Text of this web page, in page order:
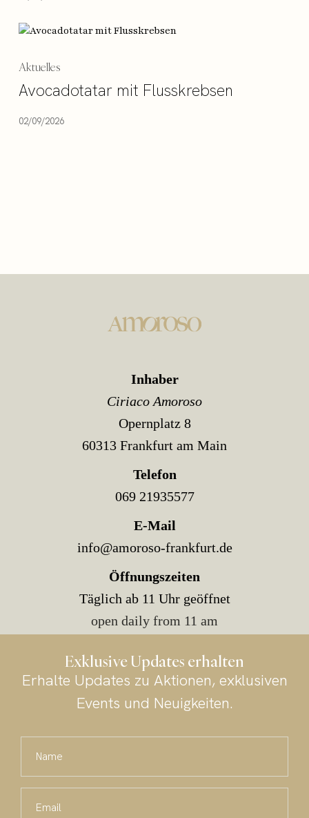
Aktuelles
Avocadotatar mit Flusskrebsen
02/09/2026
Inhaber
Ciriaco Amoroso
Opernplatz 8
60313 Frankfurt am Main
Telefon
069 21935577
E-Mail
info@amoroso-frankfurt.de
Öffnungszeiten
Täglich ab 11 Uhr geöffnet
open daily from 11 am
Exklusive Updates erhalten
Erhalte Updates zu Aktionen, exklusiven
Events und Neuigkeiten.
Name
Email